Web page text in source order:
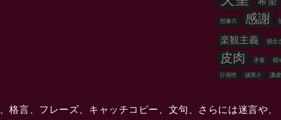
想像力 感謝
楽観主義 残念
皮肉 矛盾 穏
計画性
誠実さ 謙
格言、フレーズ、キャッチコピー、文句、さらには迷言や、